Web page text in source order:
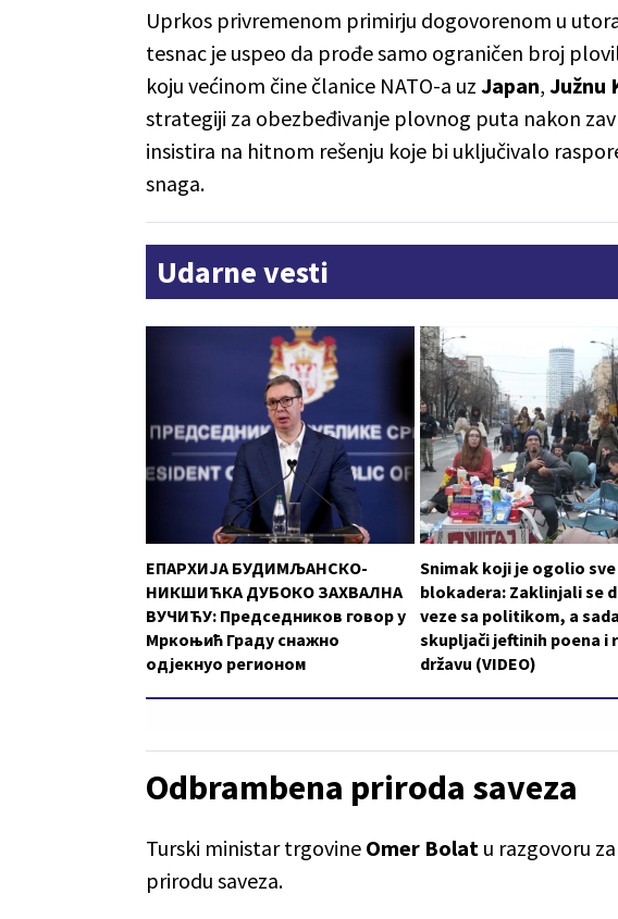
Uprkos privremenom primirju dogovorenom u
tesnac je uspeo da prođe samo ograničen broj
koju većinom čine članice NATO-a uz Japan, Južnu
strategiji za obezbeđivanje plovnog puta nakon
insistira na hitnom rešenju koje bi uključivalo
snaga.
Udarne vesti
ЕПАРХИЈА БУДИМЉАНСКО-
НИКШИЋКА ДУБОКО ЗАХВАЛНА
ВУЧИЋУ: Председников говор у
Мркоњић Граду снажно
одјекнуо регионом
Snimak koji je ogolio
blokadera: Zaklinjali se
veze sa politikom, a
skupljači jeftinih poena i
državu (VIDEO)
Odbrambena priroda saveza
Turski ministar trgovine Omer Bolat u razgovoru
prirodu saveza.